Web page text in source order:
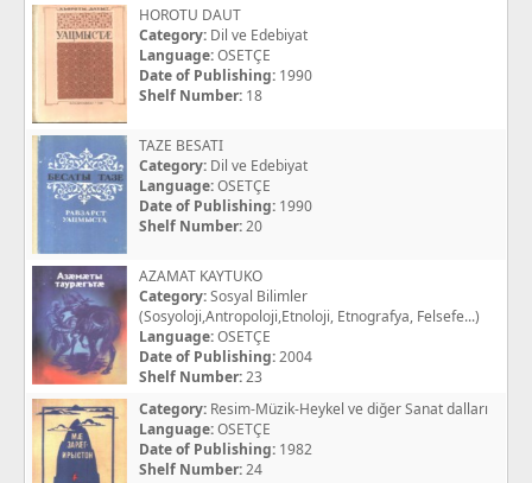
HOROTU DAUT
Category: Dil ve Edebiyat
Language:OSETÇE
Date of Publishing: 1990
Shelf Number: 18
TAZE BESATI
Category: Dil ve Edebiyat
Language:OSETÇE
Date of Publishing: 1990
Shelf Number:20
AZAMAT KAYTUKO
Category:Sosyal Bilimler
(Sosyoloji,Antropoloji,Etnoloji, Etnografya, Felsefe...)
Language:OSETÇE
Date of Publishing:2004
Shelf Number:23
Category: Resim-Müzik-Heykel ve diğer Sanat dalları
Language:OSETÇE
Date of Publishing: 1982
Shelf Number:24